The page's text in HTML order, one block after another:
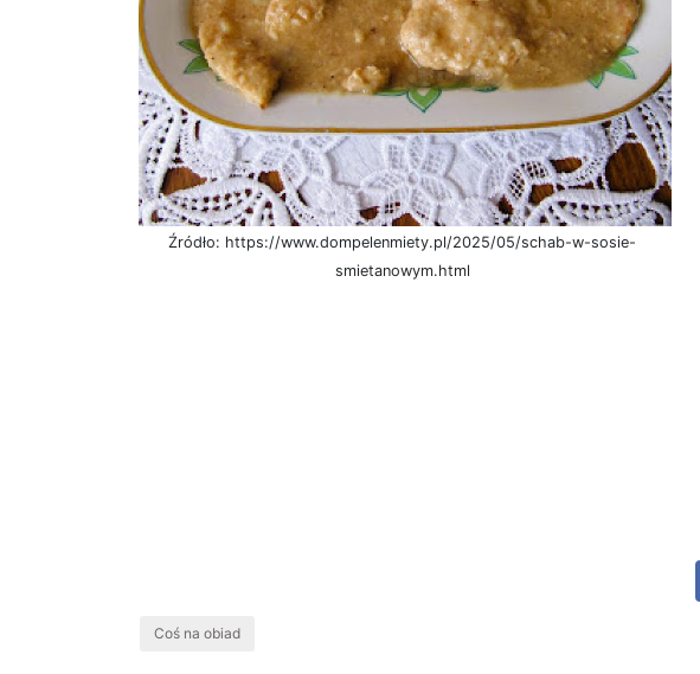
Źródło: https://www.dompelenmiety.pl/2025/05/schab-w-sosie-
smietanowym.html
Coś na obiad